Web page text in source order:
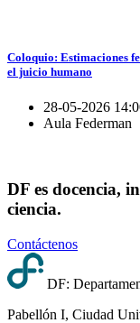
Coloquio: Estimaciones
el juicio humano
28-05-2026
Aula Federman
DF es docencia,
ciencia.
Contáctenos
DF:
Pabellón I, Ciudad